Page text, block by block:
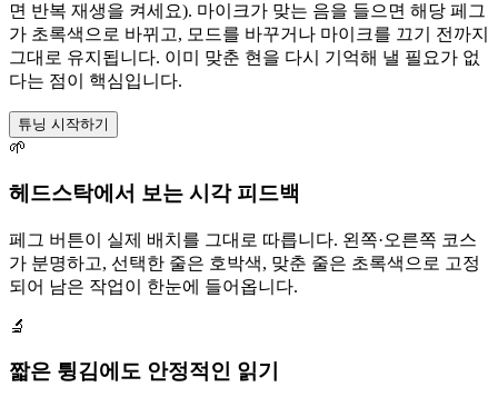
면 반복 재생을 켜세요). 마이크가 맞는 음을 들으면 해당 페그
가 초록색으로 바뀌고, 모드를 바꾸거나 마이크를 끄기 전까지
그대로 유지됩니다. 이미 맞춘 현을 다시 기억해 낼 필요가 없
다는 점이 핵심입니다.
튜닝 시작하기
🌱
헤드스탁에서 보는 시각 피드백
페그 버튼이 실제 배치를 그대로 따릅니다. 왼쪽·오른쪽 코스
가 분명하고, 선택한 줄은 호박색, 맞춘 줄은 초록색으로 고정
되어 남은 작업이 한눈에 들어옵니다.
🔬
짧은 튕김에도 안정적인 읽기